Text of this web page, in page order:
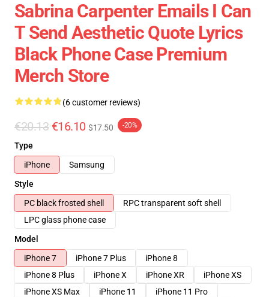
Sabrina Carpenter Emails I Can
T Send Aesthetic Quote Lyrics
Black Phone Case Premium
Merch Store
(6 customer reviews)
€20.13 €16.10 $17.50 -20%
Type
iPhone
Samsung
Style
PC black frosted shell
RPC transparent soft shell
LPC glass phone case
Model
iPhone 7
iPhone 7 Plus
iPhone 8
iPhone 8 Plus
iPhone X iPhone XR
iPhone XS
iPhone XS Max
iPhone 11
iPhone 11 Pro